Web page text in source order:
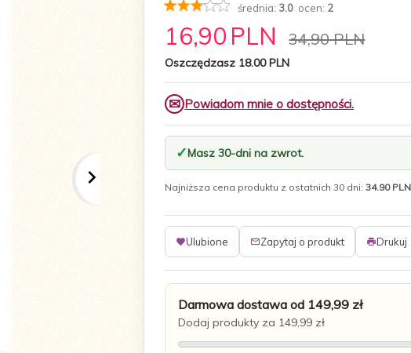
średnia: 3.0 ocen: 2
16,90 PLN 34,90 PLN
Oszczędzasz 18.00 PLN
✉ Powiadom mnie o dostępności.
Masz 30-dni na zwrot.
Najniższa cena produktu z ostatnich 30 dni:34.90 PLN
Ulubione Zapytaj o produkt Drukuj
Darmowa dostawa od 149,99 zł
Dodaj produkty za 149,99 zł